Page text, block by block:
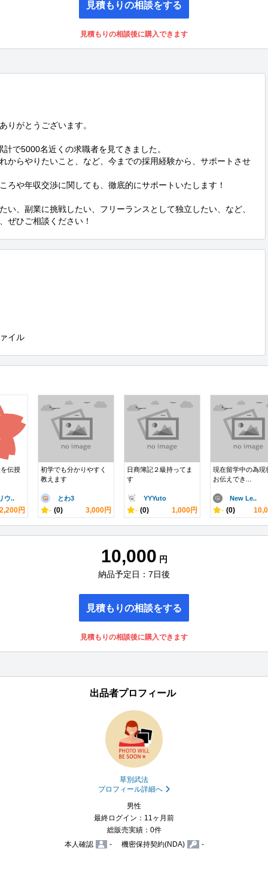
見積もりの相談をする
見積もりの相談後に購入できます
りがとうございます。
で5000名近くの求職者を見てきました。
からやりたいこと、など、今までの採用経験から、サポートさせ
ろや年収交渉に関しても、徹底的にサポートいたします！
い、副業に挑戦したい、フリーランスとして独立したい、など、
ぜひご相談ください！
イル
伝授
ウ..
2,200円
初学でも分かりやすく
教えます
とわ3
- (0) 3,000円
日商簿記２級持ってま
す
YYYuto
- (0) 1,000円
現在留学中の為現
お伝えでき...
New Le..
- (0)
10,000 円
納品予定日：7日後
見積もりの相談をする
見積もりの相談後に購入できます
出品者プロフィール
草別武法
プロフィール詳細へ
男性
最終ログイン：11ヶ月前
総販売実績：0件
本人確認
- 機密保持契約(NDA) -